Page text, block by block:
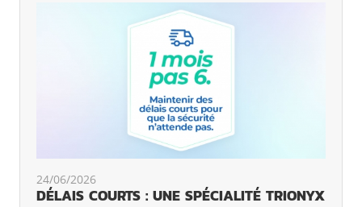
24/06/2026
DÉLAIS COURTS : UNE SPÉCIALITÉ TRIONYX